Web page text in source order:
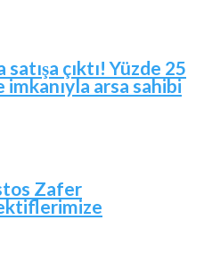
çıktı! Yüzde 25
imkanıyla arsa sahibi
Zafer